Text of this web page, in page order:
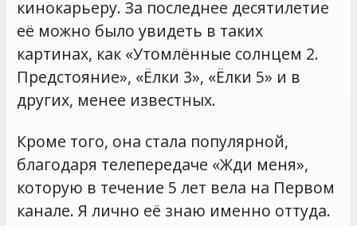
кинокарьеру. За последнее десятилетие
её можно было увидеть в таких
картинах, как «Утомлённые солнцем 2.
Предстояние», «Ёлки 3», «Ёлки 5» и в
других, менее известных.
Кроме того, она стала популярной,
благодаря телепередаче «Жди меня»,
которую в течение 5 лет вела на Первом
канале. Я лично её знаю именно оттуда.